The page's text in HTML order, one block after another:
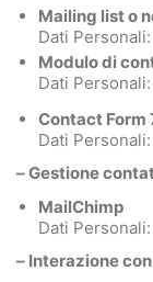
Mailing list o
Dati
Modulo di
Dati
Contact Form
Dati
– Gestione
MailChimp
Dati
– Interazione